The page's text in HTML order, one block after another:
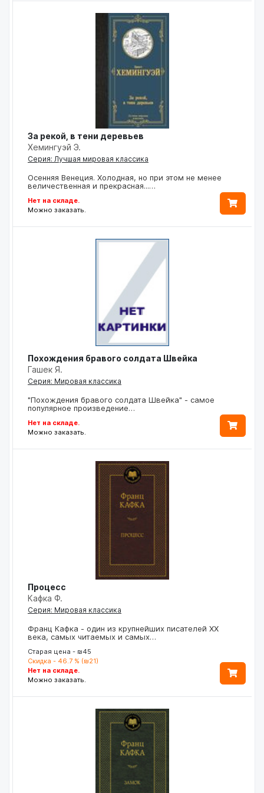
За рекой, в тени деревьев
Хемингуэй Э.
Серия: Лучшая мировая классика
Осенняя Венеция. Холодная, но при этом не менее
величественная и прекрасная...…
Нет на складе.
Можно заказать.
Похождения бравого солдата Швейка
Гашек Я.
Серия: Мировая классика
"Похождения бравого солдата Швейка" - самое
популярное произведение…
Нет на складе.
Можно заказать.
Процесс
Кафка Ф.
Серия: Мировая классика
Франц Кафка - один из крупнейших писателей ХХ
века, самых читаемых и самых…
Старая цена - ₪45
Скидка - 46.7 % (₪21)
Нет на складе.
Можно заказать.